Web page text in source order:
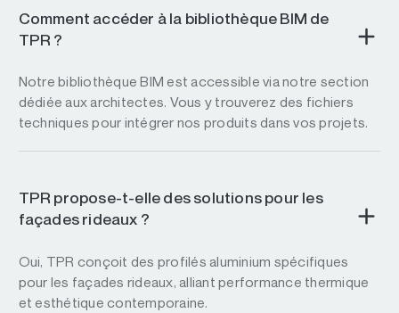
Comment accéder à la bibliothèque BIM de
TPR ?
Notre bibliothèque BIM est accessible via notre section
dédiée aux architectes. Vous y trouverez des fichiers
techniques pour intégrer nos produits dans vos projets.
TPR propose-t-elle des solutions pour les
façades rideaux ?
Oui, TPR conçoit des profilés aluminium spécifiques
pour les façades rideaux, alliant performance thermique
et esthétique contemporaine.